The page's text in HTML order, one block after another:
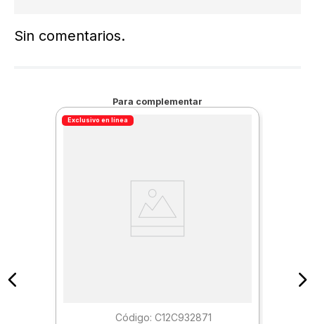
Sin comentarios.
Para complementar
Exclusivo en línea
: C12C932871